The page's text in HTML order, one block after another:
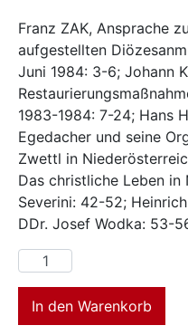
Franz ZAK, Ansprache
aufgestellten
Juni 1984: 3-6; Johann
1983-1984: 7-24; Hans
Egedacher und seine
Zwettl in
Das christliche Leben
Severini: 42-52;
DDr. Josef Wodka: 53-
In den Warenkorb